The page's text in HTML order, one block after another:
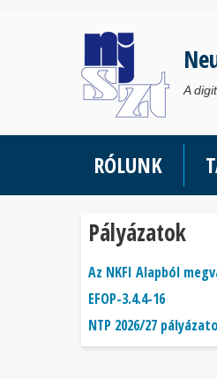
A
RÓLUNK
Pályázatok
Az NKFI Alapból
EFOP-3.4.4-16
NTP 2026/27